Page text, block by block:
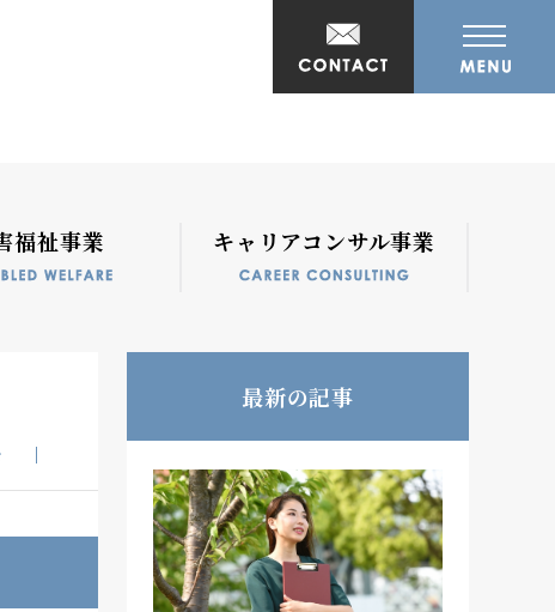
福祉事業 キャリアコンサル事業
最新の記事